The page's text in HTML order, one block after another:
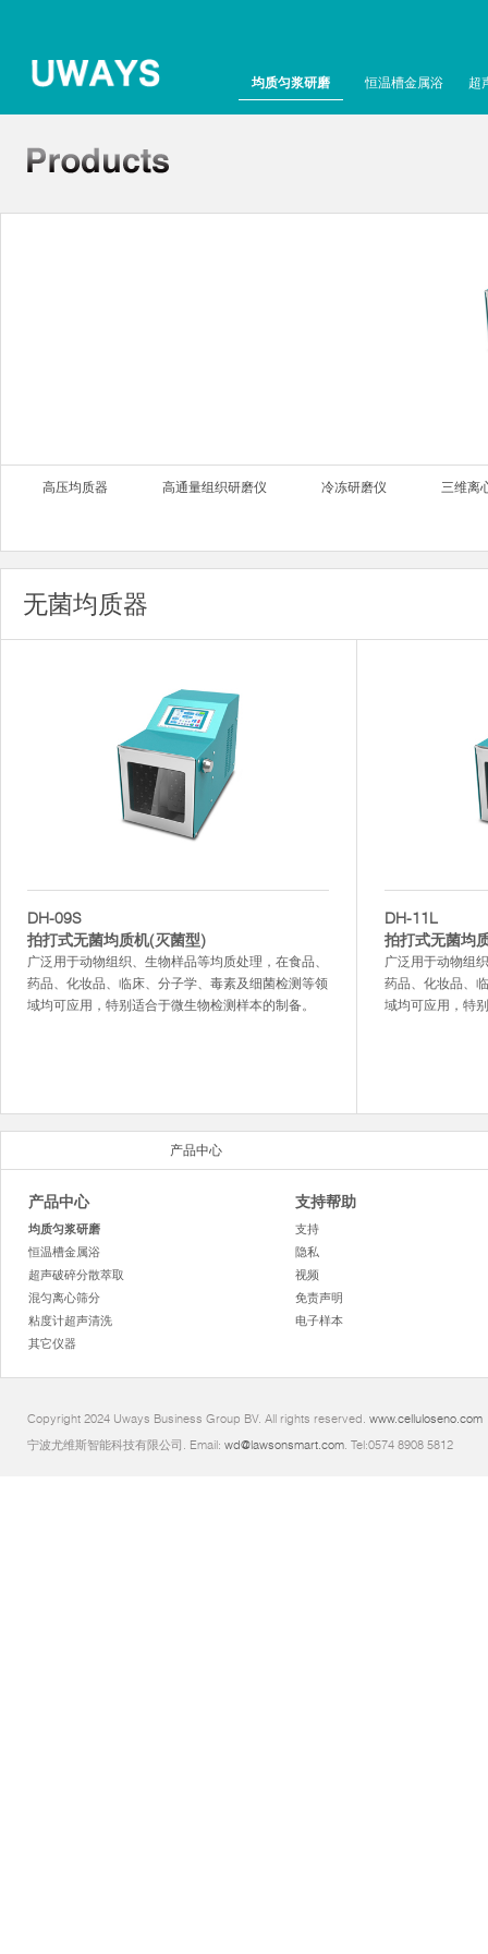
均质匀浆研磨 恒温槽金属浴 超
高压均质器 高通量组织研磨仪 冷冻研磨仪 三维离
无菌均质器
DH-09S
拍打式无菌均质机(灭菌型)
广泛用于动物组织、生物样品等均质处理，在食品、
药品、化妆品、临床、分子学、毒素及细菌检测等领
域均可应用，特别适合于微生物检测样本的制备。
DH-11L
拍打式无菌均
广泛用于动物组
药品、化妆品、
域均可应用，特
产品中心
产品中心
均质匀浆研磨
恒温槽金属浴
超声破碎分散萃取
混匀离心筛分
粘度计超声清洗
其它仪器
支持帮助
支持
隐私
视频
免责声明
电子样本
Copyright 2024 Uways Business Group BV. All rights reserved. www.celluloseno.com
宁波尤维斯智能科技有限公司. Email: wd@lawsonsmart.com. Tel:0574 8908 5812